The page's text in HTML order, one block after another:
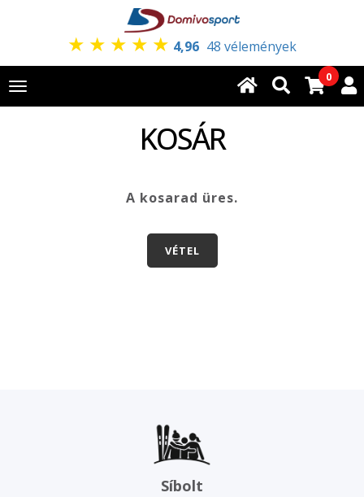
★ ★ ★ ★ ★ 4,96 48 vélemények
Toggle
navigation
0
KOSÁR
A kosarad üres.
VÉTEL
Síbolt